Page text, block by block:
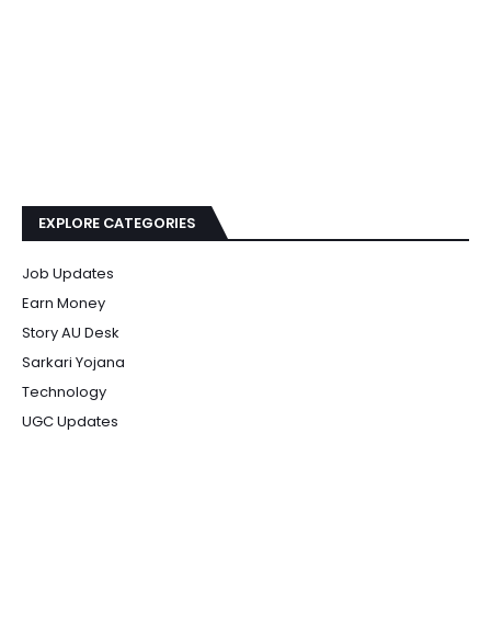
EXPLORE CATEGORIES
Job Updates
Earn Money
Story AU Desk
Sarkari Yojana
Technology
UGC Updates